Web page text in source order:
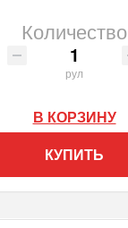
Количество
рул
В КОРЗИНУ
КУПИТЬ